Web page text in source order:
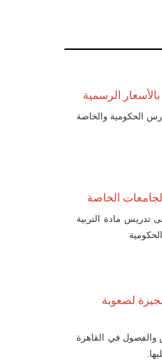
الرسمية
الحكومية والخاصة
الخاصة
تدريس مادة التربية
لصعوبة
والفصول في القاهرة